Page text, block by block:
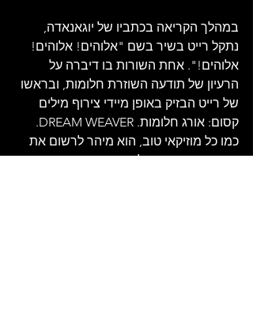
במהלך הקריאה בכתביו של יוגאנאדה,
נתקל רייט בשיר בשם "אלוהים! אלוהים!
אלוהים!". אחת השורות בו דיברה על
הרעיון של תודעה השוזרת חלומות, ובראשו
של רייט הבזיק באופן מיידי צירוף מילים
קסום: אורג חלומות. DREAM WEAVER.
כמו כל מוזיקאי טוב, הוא מיהר לרשום את
הכותרת הפוטנציאלית במחברת הרעיונות